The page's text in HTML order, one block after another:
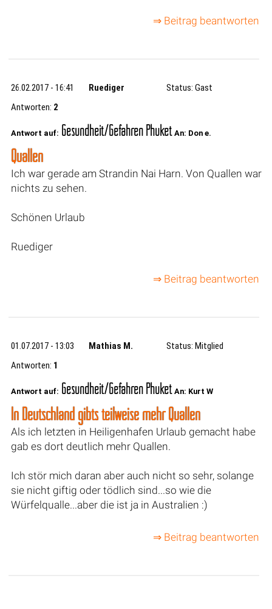
⇒ Beitrag beantworten
26.02.2017 - 16:41 Ruediger
Status: Gast
Antworten: 2
Antwort auf: Gesundheit/Gefahren Phuket An: Don e.
Quallen
Ich war gerade am Strandin Nai Harn. Von Quallen war
nichts zu sehen.
Schönen Urlaub
Ruediger
⇒ Beitrag beantworten
01.07.2017 - 13:03 Mathias M.
Status: Mitglied
Antworten: 1
Antwort auf: Gesundheit/Gefahren Phuket An: Kurt W
In Deutschland gibts teilweise mehr Quallen
Als ich letzten in Heiligenhafen Urlaub gemacht habe
gab es dort deutlich mehr Quallen.
Ich stör mich daran aber auch nicht so sehr, solange
sie nicht giftig oder tödlich sind...so wie die
Würfelqualle...aber die ist ja in Australien :)
⇒ Beitrag beantworten